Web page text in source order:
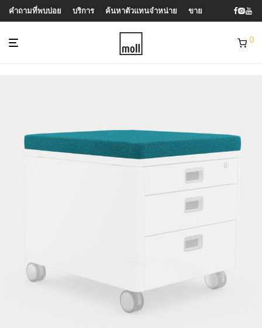
คำถามที่พบบ่อย บริการ ค้นหาตัวแทนจำหน่าย ขาย
0